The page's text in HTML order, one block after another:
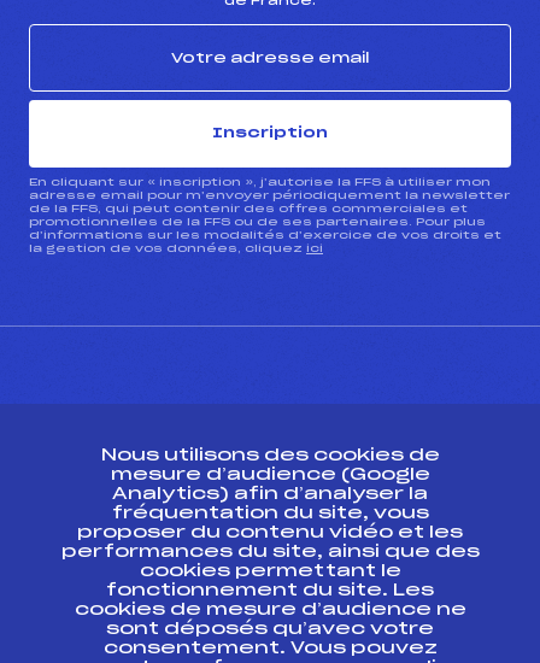
Inscription
En cliquant sur « inscription », j’autorise la FFS à utiliser mon
adresse email pour m’envoyer périodiquement la newsletter
de la FFS, qui peut contenir des offres commerciales et
promotionnelles de la FFS ou de ses partenaires. Pour plus
d’informations sur les modalités d’exercice de vos droits et
la gestion de vos données, cliquez ici
Ressources
Pass’Neige
Projet sportif fédéral
Projet de performance fédéral
Antidopage
Nous utilisons des cookies de
mesure d’audience (Google
Analytics) afin d’analyser la
fréquentation du site, vous
proposer du contenu vidéo et les
performances du site, ainsi que des
cookies permettant le
fonctionnement du site. Les
cookies de mesure d’audience ne
sont déposés qu’avec votre
consentement. Vous pouvez